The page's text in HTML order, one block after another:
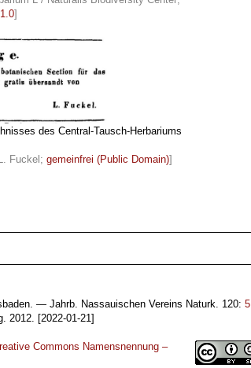
]
des Central-Tausch-Herbariums
Fuckel; gemeinfrei (Public Domain)]
— Jahrb. Nassauischen Vereins Naturk. 120:
2012. [2022-01-21]
Commons Namensnennung –